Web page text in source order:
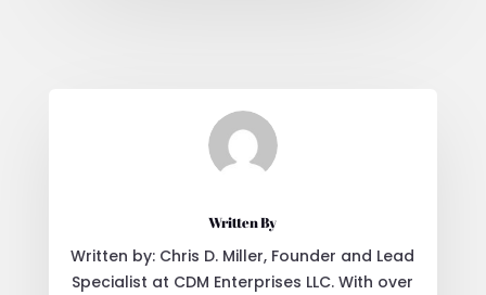
Written By
Written by: Chris D. Miller, Founder and Lead
Specialist at CDM Enterprises LLC. With over